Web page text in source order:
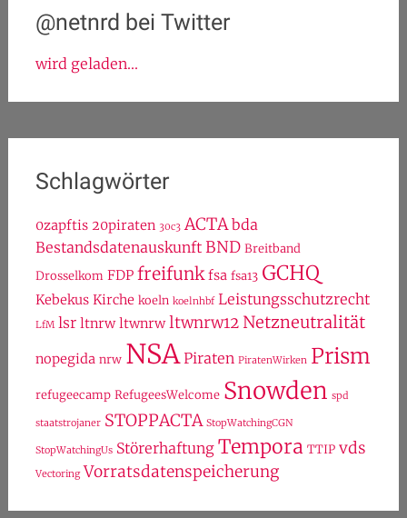
@netnrd bei Twitter
wird geladen...
Schlagwörter
0zapftis 20piraten 30c3 ACTA bda
Bestandsdatenauskunft BND Breitband
Drosselkom FDP freifunk fsa fsa13 GCHQ
Kebekus Kirche koeln koelnhbf Leistungsschutzrecht
LfM lsr ltnrw ltwnrw ltwnrw12 Netzneutralität
nopegida nrw NSA Piraten PiratenWirken Prism
refugeecamp RefugeesWelcome Snowden spd
staatstrojaner STOPPACTA StopWatchingCGN
StopWatchingUs Störerhaftung Tempora TTIP vds
Vectoring Vorratsdatenspeicherung